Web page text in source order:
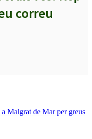
correu
Malgrat de Mar per greus